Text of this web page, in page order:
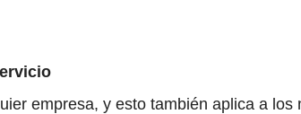
empresa, y esto también aplica a los